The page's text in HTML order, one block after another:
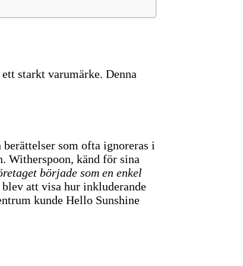
starkt varumärke. Denna
som ofta ignoreras i
Witherspoon, känd för sina
började som en enkel
att visa hur inkluderande
kunde Hello Sunshine